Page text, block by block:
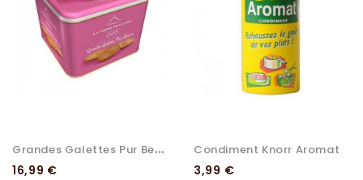
G
Randes Galettes Pur Beurre...
Preço
16,99 €
Condiment Knorr Aromat
Preço
3,99 €